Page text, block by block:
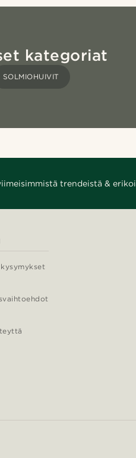
kategoriat
SOLMIOHUIVIT
trendeistä &